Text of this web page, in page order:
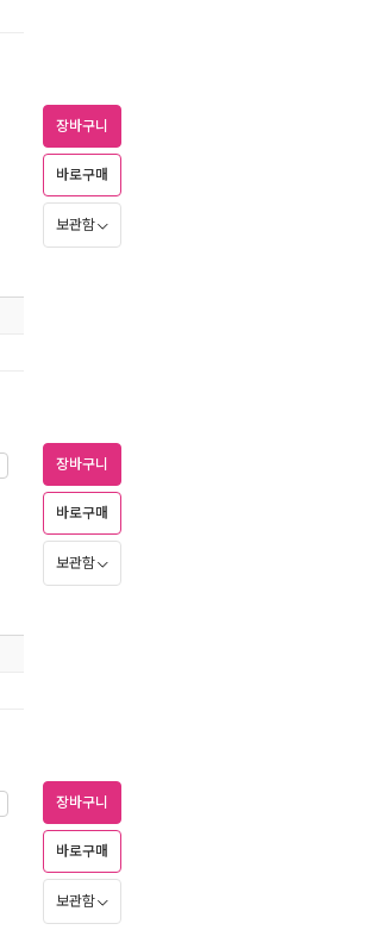
장바구니
바로구매
보관함
장바구니
바로구매
보관함
장바구니
바로구매
보관함